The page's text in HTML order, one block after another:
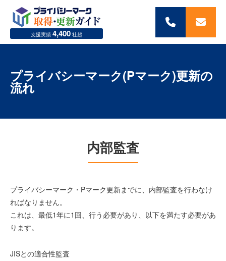
支援実績 4,400 社超
050-
5369-
0854
メ
ー
ル
ち
プライバシーマーク(Pマーク)更新の
流れ
内部監査
プライバシーマーク・Pマーク更新までに、内部監査を行わなけ
ればなりません。
これは、最低1年に1回、行う必要があり、以下を満たす必要があ
ります。
JISとの適合性監査